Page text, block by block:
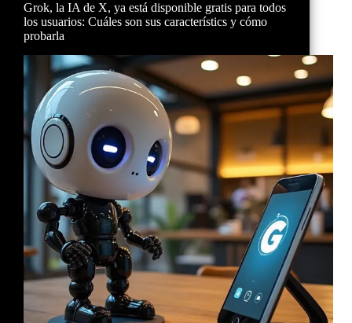
Grok, la IA de X, ya está disponible gratis para todos
los usuarios: Cuáles son sus característics y cómo
probarla